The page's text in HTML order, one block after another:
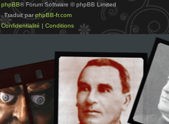
phpBB® Forum Software © phpBB Limited
Traduit parphpBB-fr.com
Confidentialité | Conditions